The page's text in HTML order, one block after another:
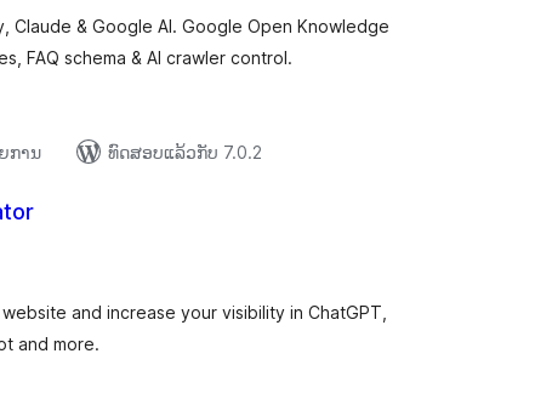
Claude & Google AI. Google Open Knowledge
FAQ schema & AI crawler control.
ການ
ທົດສອບແລ້ວກັບ 7.0.2
ແນນ
ໝົດ
and increase your visibility in ChatGPT,
and more.